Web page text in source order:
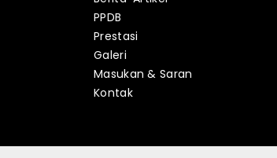
PPDB
Prestasi
Galeri
Masukan & Saran
Kontak